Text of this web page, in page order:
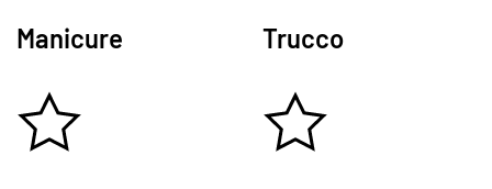
Manicure Trucco